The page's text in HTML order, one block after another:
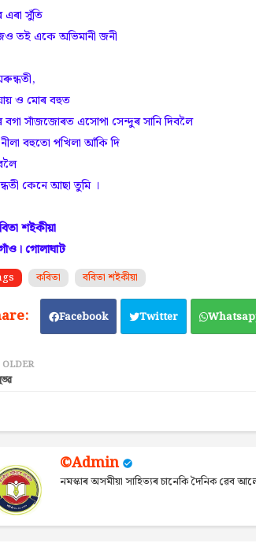
সুঁতি
তই একে অভিমানী জনী
ও মোৰ বহুত
সাঁজজোৰত এসোপা সেন্দুৰ সানি দিবলৈ
বহুতো পখিলা আঁকি দি
কেনে আছা তুমি ।
শইকীয়া
গোলাঘাট
কবিতা ববিতা শইকীয়া
Facebook Twitter
OLDER
©Admin
নমস্কাৰ অসমীয়া সাহিত্যৰ চানেকি দৈনিক ৱেব